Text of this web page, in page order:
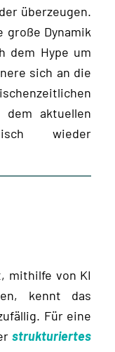
überzeugen.
Dynamik
dem Hype um
sich an die
aktuellen
wieder
mithilfe von KI
kennt das
Für eine
strukturiertes